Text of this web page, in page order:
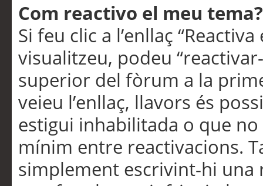
Com reactivo el meu tema?
Si feu clic a l’enllaç
visualitzeu, podeu
superior del fòrum a la
veieu l’enllaç, llavors és
estigui inhabilitada o que
mínim entre reactivacions.
simplement escrivint-hi una